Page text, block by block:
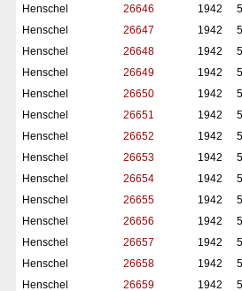
Henschel
26646 1942
Henschel
26647 1942
Henschel
26648 1942
Henschel
26649 1942
Henschel
26650 1942
Henschel
26651 1942
Henschel
26652 1942
Henschel
26653 1942
Henschel
26654 1942
Henschel
26655 1942
Henschel
26656 1942
Henschel
26657 1942
Henschel
26658 1942
Henschel
26659 1942